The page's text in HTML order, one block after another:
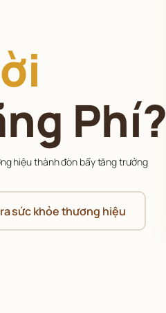
Phí?
hiệu thành đòn bẩy tăng trưởng
sức khỏe thương hiệu